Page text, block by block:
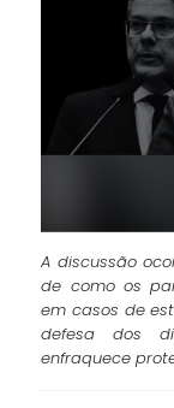
A discussão
de como os
em casos de
defesa dos
enfraquece